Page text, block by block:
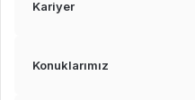
Kariyer
Konuklarımız